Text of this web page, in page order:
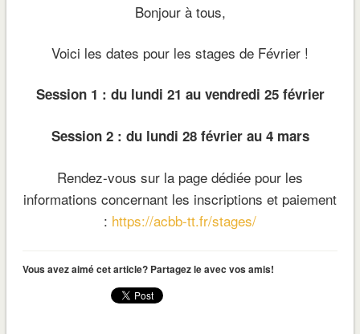
Bonjour à tous,
Voici les dates pour les stages de Février !
Session 1 : du lundi 21 au vendredi 25 février
Session 2 : du lundi 28 février au 4 mars
Rendez-vous sur la page dédiée pour les
informations concernant les inscriptions et paiement
: https://acbb-tt.fr/stages/
Vous avez aimé cet article? Partagez le avec vos amis!